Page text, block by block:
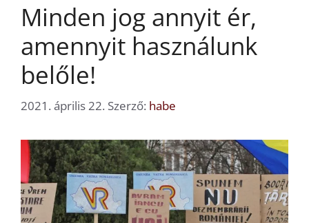
Minden jog annyit ér,
amennyit használunk
belőle!
2021. április 22. Szerző: habe